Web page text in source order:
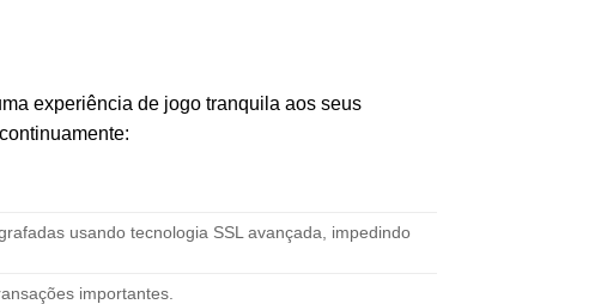
experiência de jogo tranquila aos seus
usando tecnologia SSL avançada, impedindo
importantes.